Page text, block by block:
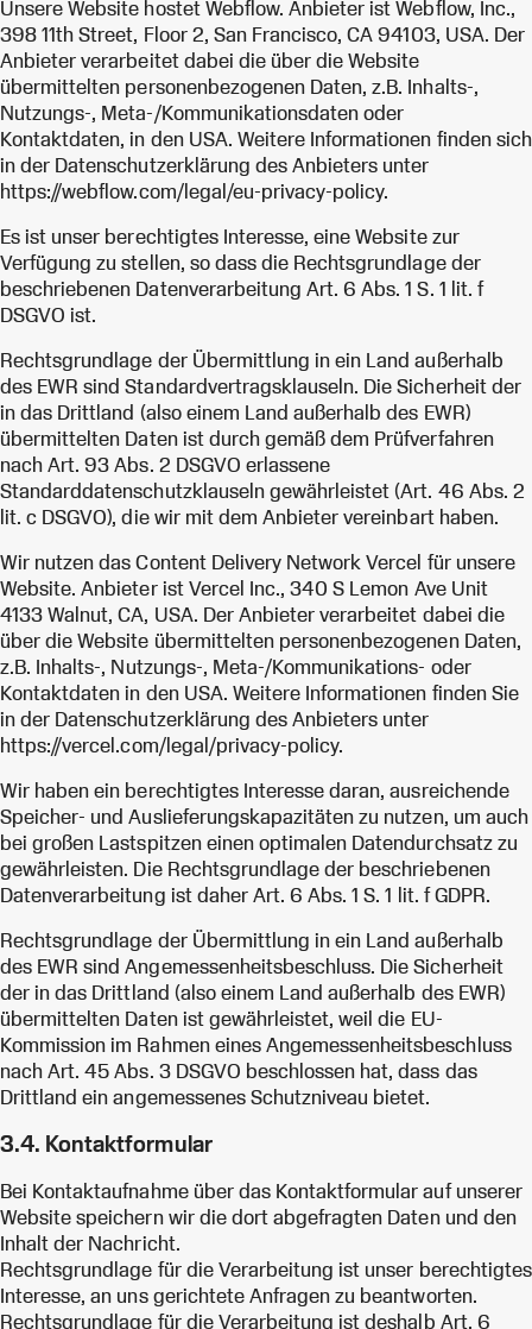
Unsere Website hostet Webflow. Anbieter ist Webflow, Inc.,
398 11th Street, Floor 2, San Francisco, CA 94103, USA. Der
Anbieter verarbeitet dabei die über die Website
übermittelten personenbezogenen Daten, z.B. Inhalts-,
Nutzungs-, Meta-/Kommunikationsdaten oder
Kontaktdaten, in den USA. Weitere Informationen finden sich
in der Datenschutzerklärung des Anbieters unter
https://webflow.com/legal/eu-privacy-policy.
Es ist unser berechtigtes Interesse, eine Website zur
Verfügung zu stellen, so dass die Rechtsgrundlage der
beschriebenen Datenverarbeitung Art. 6 Abs. 1 S. 1 lit. f
DSGVO ist.
Rechtsgrundlage der Übermittlung in ein Land außerhalb
des EWR sind Standardvertragsklauseln. Die Sicherheit der
in das Drittland (also einem Land außerhalb des EWR)
übermittelten Daten ist durch gemäß dem Prüfverfahren
nach Art. 93 Abs. 2 DSGVO erlassene
Standarddatenschutzklauseln gewährleistet (Art. 46 Abs. 2
lit. c DSGVO), die wir mit dem Anbieter vereinbart haben.
Wir nutzen das Content Delivery Network Vercel für unsere
Website. Anbieter ist Vercel Inc., 340 S Lemon Ave Unit
4133 Walnut, CA, USA. Der Anbieter verarbeitet dabei die
über die Website übermittelten personenbezogenen Daten,
z.B. Inhalts-, Nutzungs-, Meta-/Kommunikations- oder
Kontaktdaten in den USA. Weitere Informationen finden Sie
in der Datenschutzerklärung des Anbieters unter
https://vercel.com/legal/privacy-policy.
Wir haben ein berechtigtes Interesse daran, ausreichende
Speicher- und Auslieferungskapazitäten zu nutzen, um auch
bei großen Lastspitzen einen optimalen Datendurchsatz zu
gewährleisten. Die Rechtsgrundlage der beschriebenen
Datenverarbeitung ist daher Art. 6 Abs. 1 S. 1 lit. f GDPR.
Rechtsgrundlage der Übermittlung in ein Land außerhalb
des EWR sind Angemessenheitsbeschluss. Die Sicherheit
der in das Drittland (also einem Land außerhalb des EWR)
übermittelten Daten ist gewährleistet, weil die EU-
Kommission im Rahmen eines Angemessenheitsbeschluss
nach Art. 45 Abs. 3 DSGVO beschlossen hat, dass das
Drittland ein angemessenes Schutzniveau bietet.
3.4. Kontaktformular
Bei Kontaktaufnahme über das Kontaktformular auf unserer
Website speichern wir die dort abgefragten Daten und den
Inhalt der Nachricht.
Rechtsgrundlage für die Verarbeitung ist unser berechtigtes
Interesse, an uns gerichtete Anfragen zu beantworten.
Rechtsgrundlage für die Verarbeitung ist deshalb Art. 6